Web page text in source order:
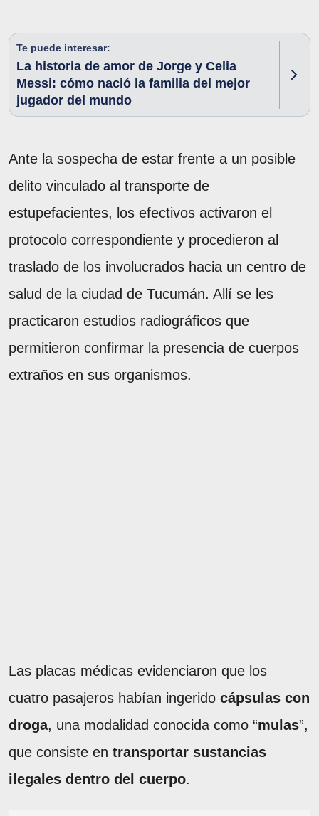
Te puede interesar:
La historia de amor de Jorge y Celia
Messi: cómo nació la familia del mejor
jugador del mundo
Ante la sospecha de estar frente a un posible
delito vinculado al transporte de
estupefacientes, los efectivos activaron el
protocolo correspondiente y procedieron al
traslado de los involucrados hacia un centro de
salud de la ciudad de Tucumán. Allí se les
practicaron estudios radiográficos que
permitieron confirmar la presencia de cuerpos
extraños en sus organismos.
Las placas médicas evidenciaron que los
cuatro pasajeros habían ingerido cápsulas con
droga, una modalidad conocida como “mulas”,
que consiste en transportar sustancias
ilegales dentro del cuerpo.